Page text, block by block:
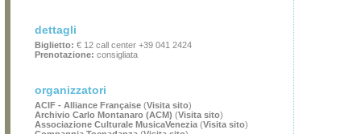
dettagli
Biglietto: € 12 call center +39 041 2424
Prenotazione: consigliata
organizzatori
ACIF - Alliance Française (Visita sito)
Archivio Carlo Montanaro (ACM) (Visita sito)
Associazione Culturale MusicaVenezia (Visita sito)